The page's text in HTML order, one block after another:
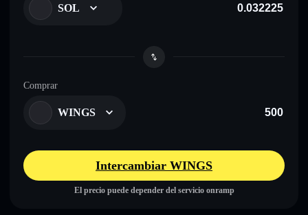
SOL
Comprar
WINGS
Intercambiar WINGS
El precio puede depender del servicio onramp